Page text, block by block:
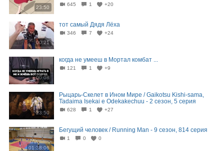
23:50
645 1 +20
00:21
тот самый Дядя Лёха
346 7 +24
00:08
когда не умееш в Мортал комбат ...
121 1 +9
23:50
Рыцарь-Скелет в Ином Мире / Gaikotsu Kishi-sama,
Tadaima Isekai e Odekakechuu - 2 сезон, 5 серия
628 1 +27
01:38:06
Бегущий человек / Running Man - 9 сезон, 814 серия
1 0 0